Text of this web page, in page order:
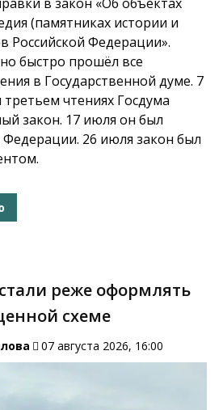
(памятниках истории и
Российской Федерации».
быстро прошёл все
в Государственной думе. 7
чтениях Госдума
закон. 17 июля он был
26 июля закон был
реже оформлять
схеме
07 августа 2026, 16:00